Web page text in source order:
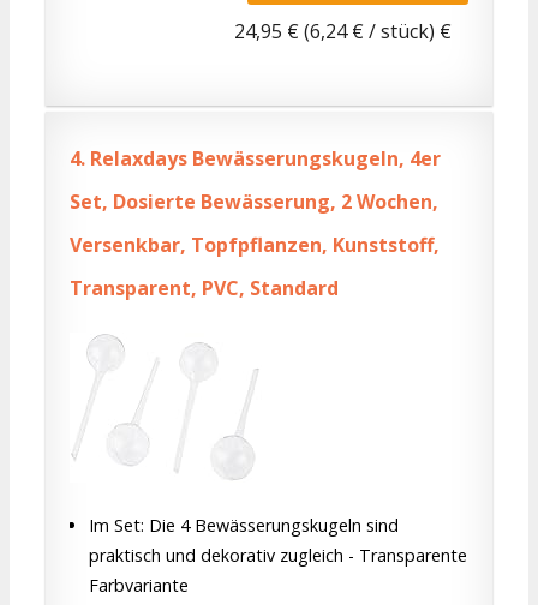
24,95 € (6,24 € / stück) €
4. Relaxdays Bewässerungskugeln, 4er
Set, Dosierte Bewässerung, 2 Wochen,
Versenkbar, Topfpflanzen, Kunststoff,
Transparent, PVC, Standard
Im Set: Die 4 Bewässerungskugeln sind
praktisch und dekorativ zugleich - Transparente
Farbvariante